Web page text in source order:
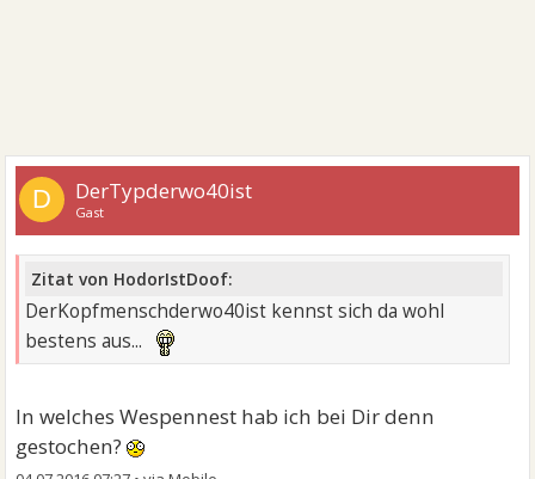
D DerTypderwo40ist
Gast
Zitat von HodorIstDoof:
DerKopfmenschderwo40ist kennst sich da wohl
bestens aus...
In welches Wespennest hab ich bei Dir denn
gestochen?